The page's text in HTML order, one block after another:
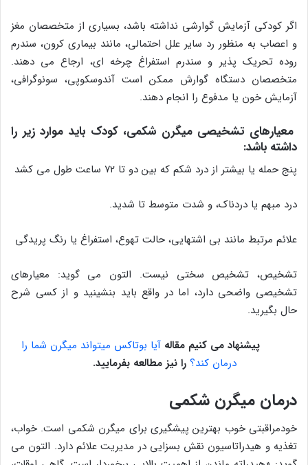
اگر کودکی آزمایش گوارشی نداشته باشد، بسیاری از متخصصان مغز
و اعصاب به منظور رد سایر علل احتمالی، مانند بیماری کرون، سندرم
روده تحریک پذیر و سندرم استفراغ چرخه ای، ارجاع می دهند.
متخصصان دستگاه گوارش ممکن است آندوسکوپی، سونوگرافی،
آزمایش خون یا مدفوع را انجام دهند.
معیارهای تشخیصی میگرن شکمی، کودک باید موارد زیر را
داشته باشد:
پنج حمله یا بیشتر از درد شکم که بین دو تا ۷۲ ساعت طول می کشد
درد مبهم یا دردناک، و شدت متوسط ​​تا شدید.
علائم مرتبط مانند بی اشتهایی، حالت تهوع، استفراغ یا رنگ پریدگی
تشخیص، تشخیص سختی نیست. التون می گوید: معیارهای
تشخیصی واضحی دارد، اما در واقع باید بنشینید و از کسی شرح
حال بگیرید.
پیشنهاد می کنیم مقالهآیا بوتاکس میتواند میگرن شما را
درمان کند؟ را نیز مطالعه بفرمایید.
درمان میگرن شکمی
خودمراقبتی خوب بهترین پیشگیری برای میگرن شکمی است. خواب،
تغذیه و هیدراتاسیون نقش بسزایی در مدیریت علائم دارد. التون می